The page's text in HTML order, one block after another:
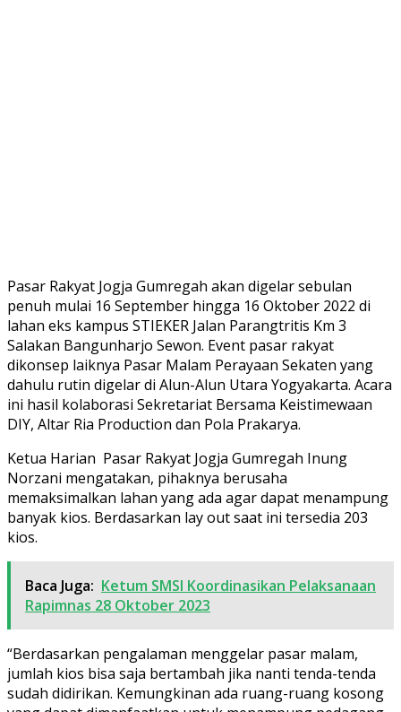
Pasar Rakyat Jogja Gumregah akan digelar sebulan
penuh mulai 16 September hingga 16 Oktober 2022 di
lahan eks kampus STIEKER Jalan Parangtritis Km 3
Salakan Bangunharjo Sewon. Event pasar rakyat
dikonsep laiknya Pasar Malam Perayaan Sekaten yang
dahulu rutin digelar di Alun-Alun Utara Yogyakarta. Acara
ini hasil kolaborasi Sekretariat Bersama Keistimewaan
DIY, Altar Ria Production dan Pola Prakarya.
Ketua Harian Pasar Rakyat Jogja Gumregah Inung
Norzani mengatakan, pihaknya berusaha
memaksimalkan lahan yang ada agar dapat menampung
banyak kios. Berdasarkan lay out saat ini tersedia 203
kios.
Baca Juga: Ketum SMSI Koordinasikan Pelaksanaan
Rapimnas 28 Oktober 2023
“Berdasarkan pengalaman menggelar pasar malam,
jumlah kios bisa saja bertambah jika nanti tenda-tenda
sudah didirikan. Kemungkinan ada ruang-ruang kosong